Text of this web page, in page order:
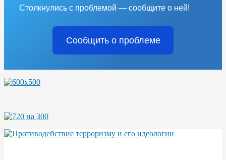
Столкнулись с проблемой — сообщите о ней!
Сообщить о проблеме